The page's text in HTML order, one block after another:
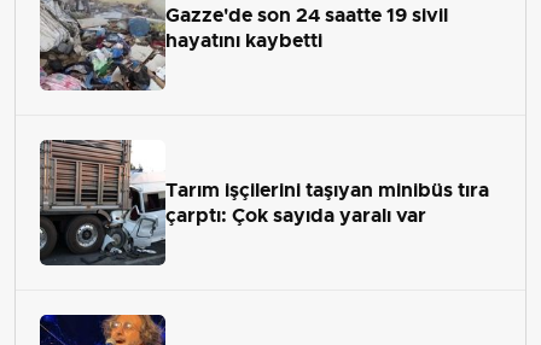
Gazze'de son 24 saatte 19 sivil
hayatını kaybetti
Tarım işçilerini taşıyan minibüs tıra
çarptı: Çok sayıda yaralı var